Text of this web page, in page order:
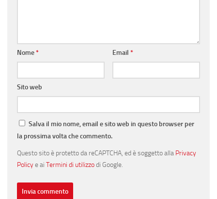
Nome* Email *
Sito web
Salva il mio nome, email e sito web in questo browser per
la prossima volta che commento.
Questo sito è protetto da reCAPTCHA, ed è soggetto alla Privacy
Policye ai Termini di utilizzodi Google.